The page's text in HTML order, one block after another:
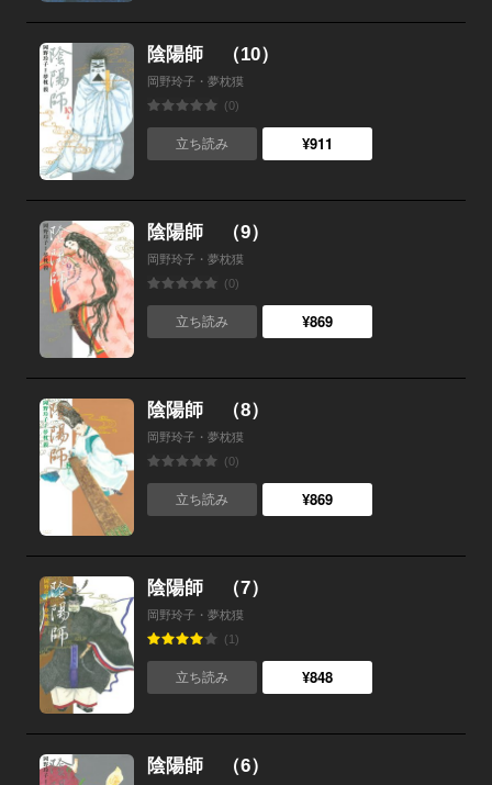
陰陽師 （10）
岡野玲子・夢枕獏
(0)
立ち読み ¥911
陰陽師 （9）
岡野玲子・夢枕獏
(0)
立ち読み ¥869
陰陽師 （8）
岡野玲子・夢枕獏
(0)
立ち読み ¥869
陰陽師 （7）
岡野玲子・夢枕獏
(1)
立ち読み ¥848
陰陽師 （6）